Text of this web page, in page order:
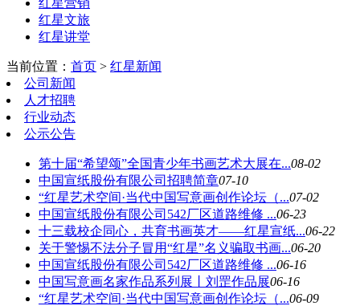
红星营销
红星文旅
红星讲堂
当前位置： 首页 > 红星新闻
公司新闻
人才招聘
行业动态
公示公告
第十届“希望颂”全国青少年书画艺术大展在...08-02
中国宣纸股份有限公司招聘简章07-10
“红星艺术空间·当代中国写意画创作论坛（...07-02
中国宣纸股份有限公司542厂区道路维修 ...06-23
十三载校企同心，共育书画英才——红星宣纸...06-22
关于警惕不法分子冒用“红星”名义骗取书画...06-20
中国宣纸股份有限公司542厂区道路维修 ...06-16
中国写意画名家作品系列展丨刘罡作品展06-16
“红星艺术空间·当代中国写意画创作论坛（...06-09